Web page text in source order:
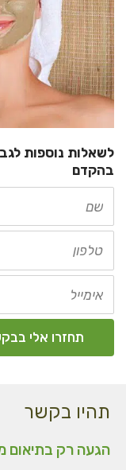
לשאלות נוספות
בהקדם
תחזרו אלי
תהיו בקשר
הגעה רק בתיאום